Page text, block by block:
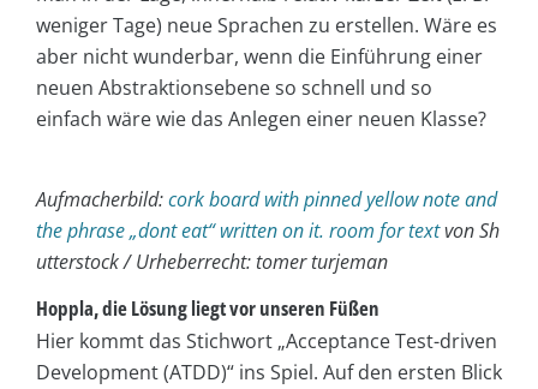
weniger Tage) neue Sprachen zu erstellen. Wäre es
aber nicht wunderbar, wenn die Einführung einer
neuen Abstraktionsebene so schnell und so
einfach wäre wie das Anlegen einer neuen Klasse?
Aufmacherbild:cork board with pinned yellow note and
the phrase „dont eat“ written on it. room for textvon Sh
utterstock / Urheberrecht: tomer turjeman
Hoppla, die Lösung liegt vor unseren Füßen
Hier kommt das Stichwort „Acceptance Test-driven
Development (ATDD)“ ins Spiel. Auf den ersten Blick